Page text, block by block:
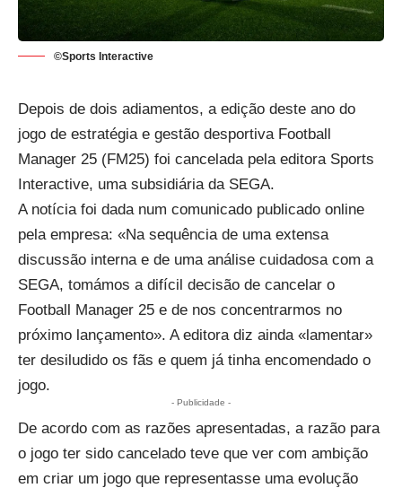
©Sports Interactive
Depois de dois adiamentos, a edição deste ano do
jogo de estratégia e gestão desportiva Football
Manager 25 (FM25) foi cancelada pela editora Sports
Interactive, uma subsidiária da SEGA.
A notícia foi dada num comunicado publicado online
pela empresa: «Na sequência de uma extensa
discussão interna e de uma análise cuidadosa com a
SEGA, tomámos a difícil decisão de cancelar o
Football Manager 25 e de nos concentrarmos no
próximo lançamento». A editora diz ainda «lamentar»
ter desiludido os fãs e quem já tinha encomendado o
jogo.
- Publicidade -
De acordo com as razões apresentadas, a razão para
o jogo ter sido cancelado teve que ver com ambição
em criar um jogo que representasse uma evolução